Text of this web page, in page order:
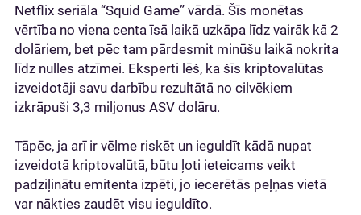
Netflix seriāla “Squid Game” vārdā. Šīs monētas
vērtība no viena centa īsā laikā uzkāpa līdz vairāk kā 2
dolāriem, bet pēc tam pārdesmit minūšu laikā nokrita
līdz nulles atzīmei. Eksperti lēš, ka šīs kriptovalūtas
izveidotāji savu darbību rezultātā no cilvēkiem
izkrāpuši 3,3 miljonus ASV dolāru.
Tāpēc, ja arī ir vēlme riskēt un ieguldīt kādā nupat
izveidotā kriptovalūtā, būtu ļoti ieteicams veikt
padziļinātu emitenta izpēti, jo iecerētās peļņas vietā
var nākties zaudēt visu ieguldīto.